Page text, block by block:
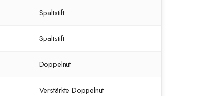
Spaltstift
Spaltstift
Doppelnut
Verstärkte Doppelnut